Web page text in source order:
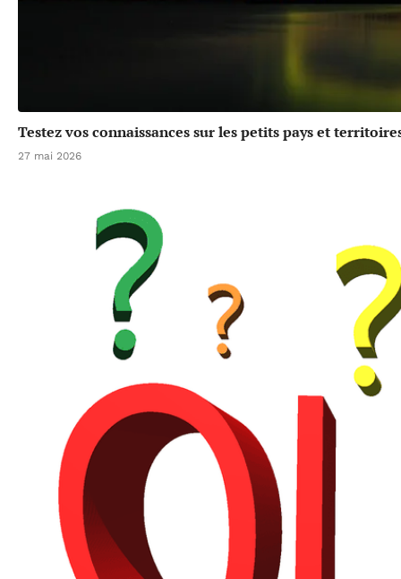
Testez vos connaissances sur les petits pays et
27 mai 2026